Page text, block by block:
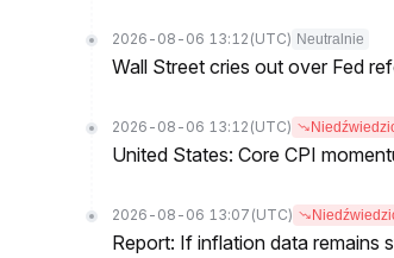
2026-08-06 13:12 (UTC) Neutralnie
Wall Street cries out over Fed
2026-08-06 13:12 (UTC)
United States: Core CPI
2026-08-06 13:07 (UTC)
Report: If inflation data remains